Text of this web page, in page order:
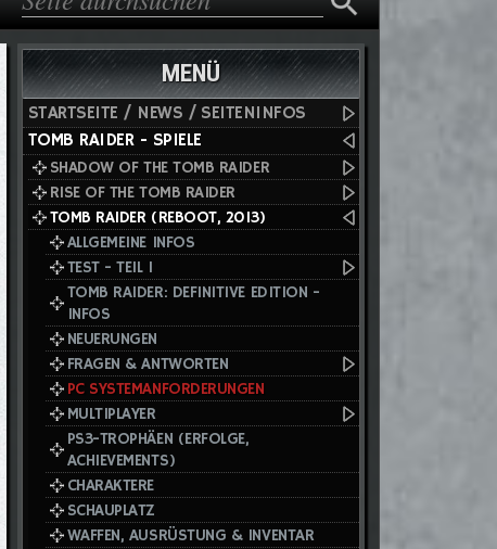
Suchformular
MENÜ
STARTSEITE / NEWS / SEITENINFOS
TOMB RAIDER - SPIELE
SHADOW OF THE TOMB RAIDER
RISE OF THE TOMB RAIDER
TOMB RAIDER (REBOOT, 2013)
ALLGEMEINE INFOS
TEST - TEIL I
TOMB RAIDER: DEFINITIVE EDITION -
INFOS
NEUERUNGEN
FRAGEN & ANTWORTEN
PC SYSTEMANFORDERUNGEN
MULTIPLAYER
PS3-TROPHÄEN (ERFOLGE,
ACHIEVEMENTS)
CHARAKTERE
SCHAUPLATZ
WAFFEN, AUSRÜSTUNG & INVENTAR